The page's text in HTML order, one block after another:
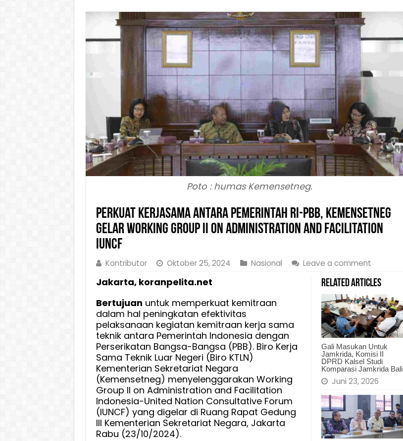
Poto : humas Kemensetneg.
Perkuat Kerjasama Antara Pemerintah RI-PBB, Kemensetneg
Gelar Working Group II on Administration and Facilitation
IUNCF
Kontributor Oktober 25, 2024 Nasional Leave a comment
Related Articles
Gali Masukan Untuk
Jamkrida, Komisi II
DPRD Kalsel Studi
Komparasi Jamkrida Bali
Juni 23, 2026
Jakarta, koranpelita.net
Bertujuan untuk memperkuat kemitraan
dalam hal peningkatan efektivitas
pelaksanaan kegiatan kemitraan kerja sama
teknik antara Pemerintah Indonesia dengan
Perserikatan Bangsa-Bangsa (PBB). Biro Kerja
Sama Teknik Luar Negeri (Biro KTLN)
Kementerian Sekretariat Negara
(Kemensetneg) menyelenggarakan Working
Group II on Administration and Facilitation
Indonesia-United Nation Consultative Forum
(IUNCF) yang digelar di Ruang Rapat Gedung
III Kementerian Sekretariat Negara, Jakarta
Rabu (23/10/2024).